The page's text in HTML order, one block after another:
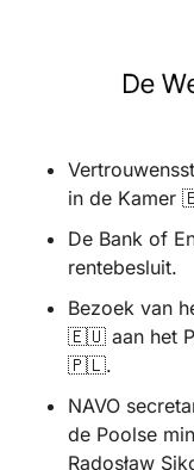
in de Kamer
De Bank of
rentebesluit.
🇪🇺
🇵🇱.
NAVO
de Poolse
Radosław